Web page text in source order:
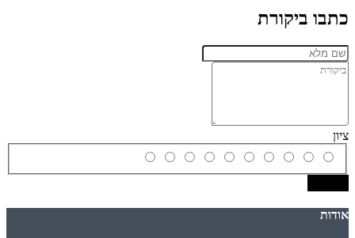
כתבו ביקורת
ציון
אודות